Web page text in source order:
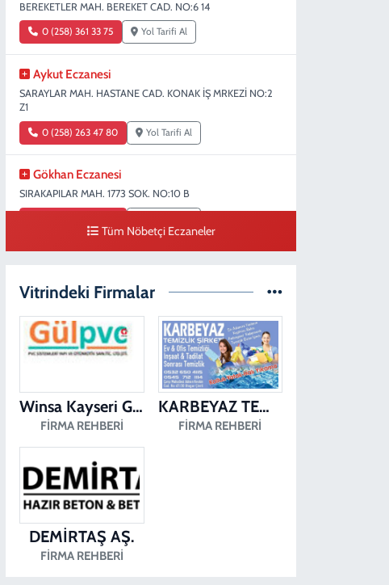
BEREKETLER MAH. BEREKET CAD. NO:6 14
0 (258) 361 33 75 Yol Tarifi Al
Aykut Eczanesi
SARAYLAR MAH. HASTANE CAD. KONAK İŞ MRKEZİ NO:2
Z1
0 (258) 263 47 80 Yol Tarifi Al
Gökhan Eczanesi
SIRAKAPILAR MAH. 1773 SOK. NO:10 B
Erman Eczanesi
KARAHASANLI MAH. 2040 SOK. NO:11 B
0 (258) 361 43 49 Yol Tarifi Al
Tüm Nöbetçi Eczaneler
Vitrindeki Firmalar
Winsa Kayseri Gül Pvc Pencere Kayseri Winsa
FIRMA REHBERI
KARBEYAZ TEMİZLİK
FIRMA REHBERI
DEMİRTAŞ AŞ.
FIRMA REHBERI